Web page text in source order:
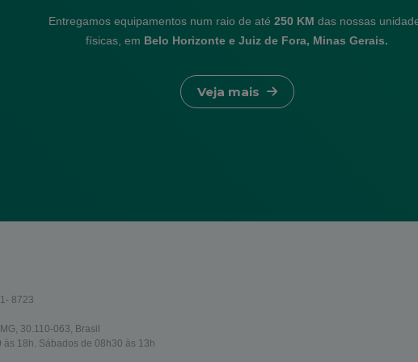
Entregamos equipamentos num raio de até 250 KM das nossas
físicas, em Belo Horizonte e Juiz de Fora, Minas Gerais.
Veja mais
8723
30.110-063, Brasil
18h. Sábados de 08h30 às 13h